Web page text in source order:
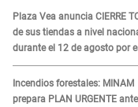
Plaza Vea anuncia CIERRE
de sus tiendas a nivel
durante el 12 de agosto por
MOTIVO
Incendios forestales: MINAM
prepara PLAN URGENTE ante